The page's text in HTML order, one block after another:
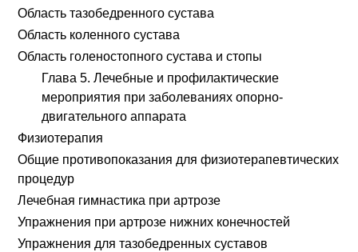
Область тазобедренного сустава
Область коленного сустава
Область голеностопного сустава и стопы
Глава 5. Лечебные и профилактические
мероприятия при заболеваниях опорно-
двигательного аппарата
Физиотерапия
Общие противопоказания для физиотерапевтических
процедур
Лечебная гимнастика при артрозе
Упражнения при артрозе нижних конечностей
Упражнения для тазобедренных суставов